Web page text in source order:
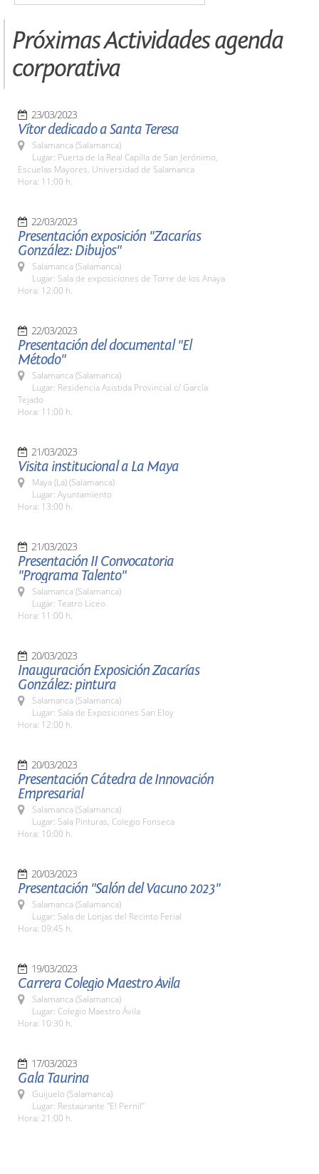
Próximas Actividades agenda
corporativa
23/03/2023
Vítor dedicado a Santa Teresa
Salamanca (Salamanca)
Lugar: Puerta de la Real Capilla de San Jerónimo,
Escuelas Mayores. Universidad de Salamanca
Hora: 11:00 h.
22/03/2023
Presentación exposición "Zacarías
González: Dibujos"
Salamanca (Salamanca)
Lugar: Sala de exposiciones de Torre de los Anaya
Hora: 12:00 h.
22/03/2023
Presentación del documental "El
Método"
Salamanca (Salamanca)
Lugar: Residencia Asistida Provincial c/ García
Tejado
Hora: 11:00 h.
21/03/2023
Visita institucional a La Maya
Maya (La) (Salamanca)
Lugar: Ayuntamiento
Hora: 13:00 h.
21/03/2023
Presentación II Convocatoria
"Programa Talento"
Salamanca (Salamanca)
Lugar: Teatro Liceo
Hora: 11:00 h.
20/03/2023
Inauguración Exposición Zacarías
González: pintura
Salamanca (Salamanca)
Lugar: Sala de Exposiciones San Eloy
Hora: 12:00 h.
20/03/2023
Presentación Cátedra de Innovación
Empresarial
Salamanca (Salamanca)
Lugar: Sala Pinturas, Colegio Fonseca
Hora: 10:00 h.
20/03/2023
Presentación "Salón del Vacuno 2023"
Salamanca (Salamanca)
Lugar: Sala de Lonjas del Recinto Ferial
Hora: 09:45 h.
19/03/2023
Carrera Colegio Maestro Ávila
Salamanca (Salamanca)
Lugar: Colegio Maestro Ávila
Hora: 10:30 h.
17/03/2023
Gala Taurina
Guijuelo (Salamanca)
Lugar: Restaurante "El Pernil"
Hora: 21:00 h.